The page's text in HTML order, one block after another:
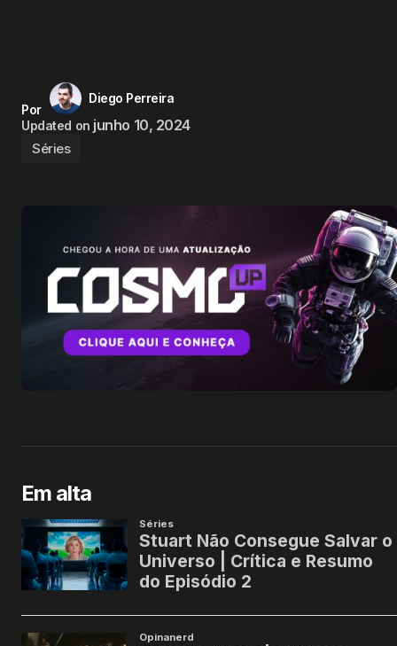
Por
Diego Perreira
Updated on junho 10, 2024
Séries
Em alta